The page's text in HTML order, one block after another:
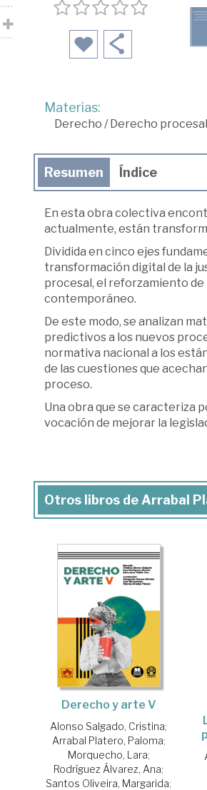
Materias:
Derecho /Derecho procesal
Resumen Índice
En esta obra colectiva
actualmente, están
Dividida en cinco ejes
transformación digital de la
procesal, el reforzamiento
contemporáneo.
De este modo, se analizan
predictivos a los nuevos
normativa nacional a los
de las cuestiones que
proceso.
Una obra que se caracteriza
vocación de mejorar la
Otros libros de Arrabal
Derecho y arte V
Alonso Salgado, Cristina;
Arrabal Platero, Paloma;
Morquecho, Lara;
Rodríguez Álvarez, Ana;
Santos Oliveira, Margarida;